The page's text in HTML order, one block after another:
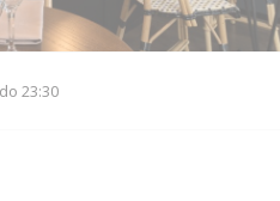
23:30
okně))